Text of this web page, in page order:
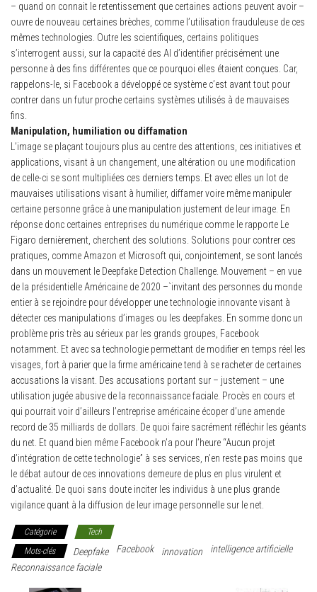
– quand on connait le retentissement que certaines actions peuvent avoir –
ouvre de nouveau certaines brèches, comme l’utilisation frauduleuse de ces
mêmes technologies. Outre les scientifiques, certains politiques
s’interrogent aussi, sur la capacité des AI d’identifier précisément une
personne à des fins différentes que ce pourquoi elles étaient conçues. Car,
rappelons-le, si Facebook a développé ce système c’est avant tout pour
contrer dans un futur proche certains systèmes utilisés à de mauvaises
fins.
Manipulation, humiliation ou diffamation
L’image se plaçant toujours plus au centre des attentions, ces initiatives et
applications, visant à un changement, une altération ou une modification
de celle-ci se sont multipliées ces derniers temps. Et avec elles un lot de
mauvaises utilisations visant à humilier, diffamer voire même manipuler
certaine personne grâce à une manipulation justement de leur image. En
réponse donc certaines entreprises du numérique comme le rapporte Le
Figaro dernièrement, cherchent des solutions. Solutions pour contrer ces
pratiques, comme Amazon et Microsoft qui, conjointement, se sont lancés
dans un mouvement le Deepfake Detection Challenge. Mouvement – en vue
de la présidentielle Américaine de 2020 –`invitant des personnes du monde
entier à se rejoindre pour développer une technologie innovante visant à
détecter ces manipulations d’images ou les deepfakes. En somme donc un
problème pris très au sérieux par les grands groupes, Facebook
notamment. Et avec sa technologie permettant de modifier en temps réel les
visages, fort à parier que la firme américaine tend à se racheter de certaines
accusations la visant. Des accusations portant sur – justement – une
utilisation jugée abusive de la reconnaissance faciale. Procès en cours et
qui pourrait voir d’ailleurs l’entreprise américaine écoper d’une amende
record de 35 milliards de dollars. De quoi faire sacrément réfléchir les géants
du net. Et quand bien même Facebook n’a pour l’heure “Aucun projet
d’intégration de cette technologie” à ses services, n’en reste pas moins que
le débat autour de ces innovations demeure de plus en plus virulent et
d’actualité. De quoi sans doute inciter les individus à une plus grande
vigilance quant à la diffusion de leur image personnelle sur le net.
Catégorie
Tech
Mots-clés
Deepfake Facebook innovation
intelligence artificielle
Reconnaissance faciale